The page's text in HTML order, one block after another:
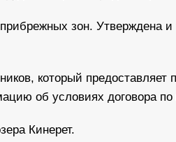
зон. Утверждена
который
об условиях договора по
Кинерет.